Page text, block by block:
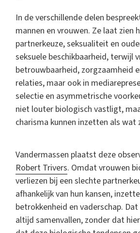
In de verschillende delen
mannen en vrouwen. Ze laat zien
partnerkeuze, seksualiteit en
seksuele beschikbaarheid, terwijl
betrouwbaarheid, zorgzaamheid
relaties, maar ook in
selectie en asymmetrische
niet louter biologisch vastligt,
charisma kunnen inzetten als wat
Vandermassen plaatst deze
Robert Trivers. Omdat vrouwen
verliezen bij een slechte
afhankelijk van hun kansen,
betrokkenheid en vaderschap.
altijd samenvallen, zonder dat